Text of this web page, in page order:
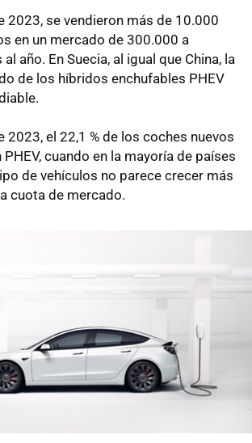
2023, se vendieron más de 10.000
en un mercado de 300.000 a
año. En Suecia, al igual que China, la
de los híbridos enchufables PHEV
2023, el 22,1 % de los coches nuevos
cuando en la mayoría de países
de vehículos no parece crecer más
cuota de mercado.